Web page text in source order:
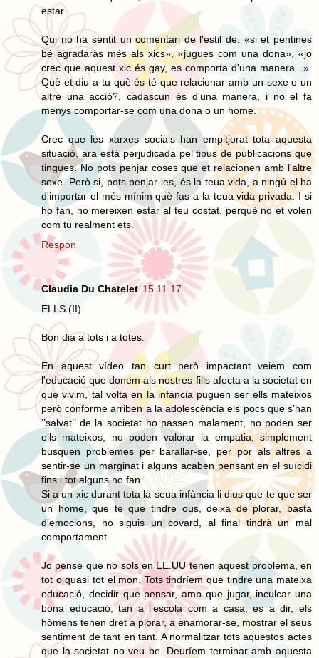
estar.
Qui no ha sentit un comentari de l'estil de: «si et pentines
bé agradaràs més als xics», «jugues com una dona», «jo
crec que aquest xic és gay, es comporta d'una manera...».
Què et diu a tu què és té que relacionar amb un sexe o un
altre una acció?, cadascun és d'una manera, i no el fa
menys comportar-se com una dona o un home.
Crec que les xarxes socials han empitjorat tota aquesta
situació, ara està perjudicada pel tipus de publicacions que
tingues. No pots penjar coses que et relacionen amb l'altre
sexe. Però si, pots penjar-les, és la teua vida, a ningú el ha
d'importar el més mínim què fas a la teua vida privada. I si
ho fan, no mereixen estar al teu costat, perquè no et volen
com tu realment ets.
Respon
Claudia Du Chatelet 15.11.17
ELLS (II)
Bon dia a tots i a totes.
En aquest vídeo tan curt però impactant veiem com
l'educació que donem als nostres fills afecta a la societat en
que vivim, tal volta en la infància puguen ser ells mateixos
però conforme arriben a la adolescència els pocs que s’han
‘’salvat’’ de la societat ho passen malament, no poden ser
ells mateixos, no poden valorar la empatia, simplement
busquen problemes per barallar-se, per por als altres a
sentir-se un marginat i alguns acaben pensant en el suïcidi
fins i tot alguns ho fan.
Si a un xic durant tota la seua infància li dius que te que ser
un home, que te que tindre ous, deixa de plorar, basta
d’emocions, no siguis un covard, al final tindrà un mal
comportament.
Jo pense que no sols en EE.UU tenen aquest problema, en
tot o quasi tot el mon. Tots tindríem que tindre una mateixa
educació, decidir que pensar, amb que jugar, inculcar una
bona educació, tan a l’escola com a casa, es a dir, els
hòmens tenen dret a plorar, a enamorar-se, mostrar el seus
sentiment de tant en tant. A normalitzar tots aquestos actes
que la societat no veu be. Deuríem terminar amb aquesta